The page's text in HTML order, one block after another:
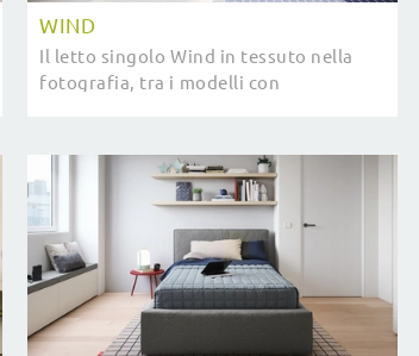
WIND
Il letto singolo Wind in tessuto nella
fotografia, tra i modelli con